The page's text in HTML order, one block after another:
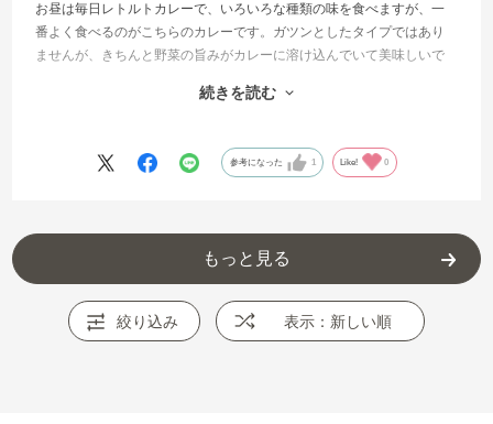
お昼は毎日レトルトカレーで、いろいろな種類の味を食べますが、一
番よく食べるのがこちらのカレーです。ガツンとしたタイプではあり
ませんが、きちんと野菜の旨みがカレーに溶け込んでいて美味しいで
としてはほんの少しですが価格に見合っていて妥当かと思います。レ
ん。派手さは無いですが、飽きのこない味で美味しいので、ずっと販
売してほしいです。
続きを読む
参考になった 1 Like! 0
もっと見る
絞り込み 表示：新しい順